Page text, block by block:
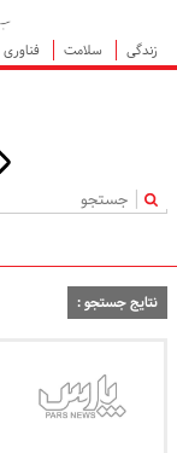
زندگی
سلامت فناوری
|
نتایج جستجو :